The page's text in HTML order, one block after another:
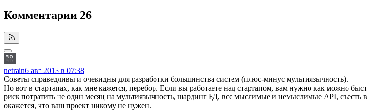
Комментарии 26
netrain6 авг 2013 в 07:38
Советы справедливы и очевидны для разработки большинства систем (плюс-минус мультиязычность).
Но вот в стартапах, как мне кажется, перебор. Если вы работаете над стартапом, вам нужно как можно
риск потратить не один месяц на мультиязычность, шардинг БД, все мыслимые и немыслимые API, съесть
окажется, что ваш проект никому не нужен.